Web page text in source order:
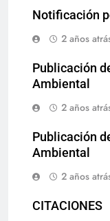
Notificación
2 años
Publicación
Ambiental
2 años
Publicación
Ambiental
2 años
CITACIONES